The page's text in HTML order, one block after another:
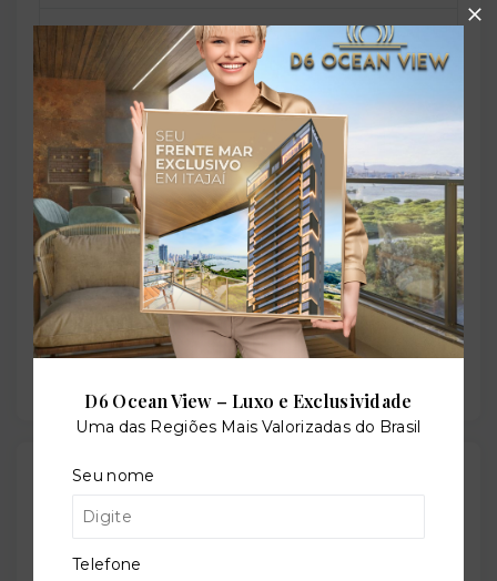
Perfil:
Residencial
Situação:
Novo
Previsão de entrega:
30/04/2025
Localização
Rua 1128, 242 - Setor Marista - Goiânia/GO
D6 Ocean View – Luxo e Exclusividade
Uma das Regiões Mais Valorizadas do Brasil
Seu nome
Telefone